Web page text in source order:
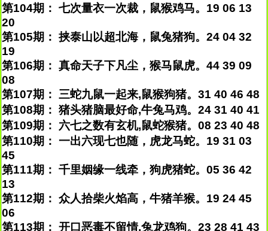
第104期： 七次量衣一次裁，鼠猴鸡马。19 06 13
20
第105期： 挟泰山以超北海，鼠兔猪狗。24 04 32
19
第106期： 真命天子下凡尘，猴马鼠虎。44 39 09
08
第107期： 三蛇九鼠一起来,鼠猴狗猪。31 40 46 48
第108期： 猪头猪脑最好命,牛兔马鸡。24 31 40 41
第109期： 六七之数有玄机,鼠蛇猴猪。08 23 40 48
第110期： 一出六现七也随，虎龙马蛇。19 31 03
45
第111期： 千里姻缘一线牵，狗虎猪蛇。05 36 42
13
第112期： 众人拾柴火焰高，牛猪羊猴。19 24 45
06
第113期： 开口恶毒不留情,兔龙鸡狗。23 28 41 43